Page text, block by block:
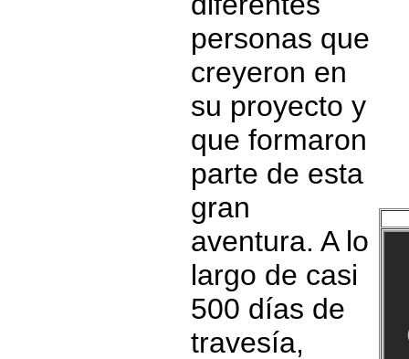
personas que
creyeron en
su proyecto y
que formaron
parte de esta
gran
aventura. A lo
largo de casi
500 días de
travesía,